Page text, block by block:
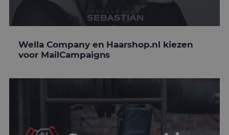
Wella Company en Haarshop.nl kiezen
voor MailCampaigns